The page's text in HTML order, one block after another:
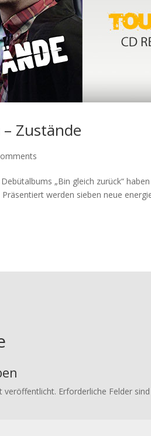
Zustände
„Bin gleich zurück“
werden sieben neue
veröffentlicht. Erforderliche Felder